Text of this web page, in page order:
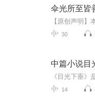
伞光所至皆
30
中篇小说目
14